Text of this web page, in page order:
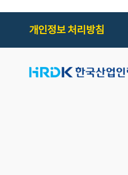
개인정보 처리방침